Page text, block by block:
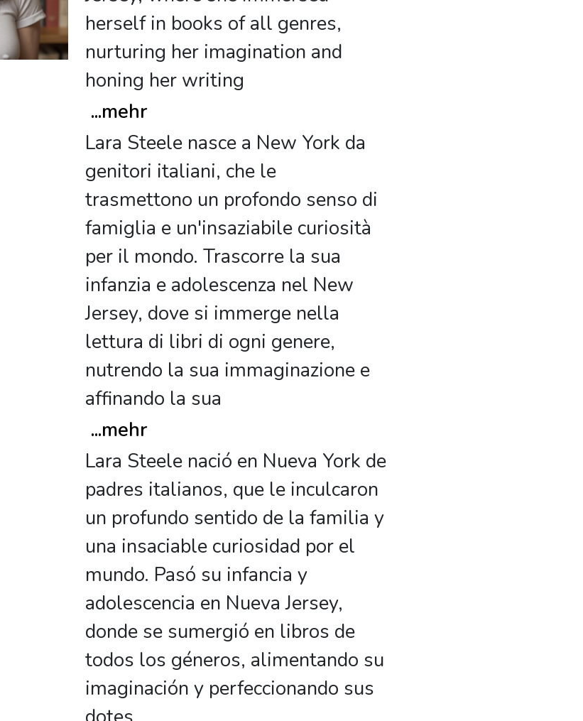
herself in books of all genres,
nurturing her imagination and
honing her writing
...mehr
Lara Steele nasce a New York da
genitori italiani, che le
trasmettono un profondo senso di
famiglia e un'insaziabile curiosità
per il mondo. Trascorre la sua
infanzia e adolescenza nel New
Jersey, dove si immerge nella
lettura di libri di ogni genere,
nutrendo la sua immaginazione e
affinando la sua
...mehr
Lara Steele nació en Nueva York de
padres italianos, que le inculcaron
un profundo sentido de la familia y
una insaciable curiosidad por el
mundo. Pasó su infancia y
adolescencia en Nueva Jersey,
donde se sumergió en libros de
todos los géneros, alimentando su
imaginación y perfeccionando sus